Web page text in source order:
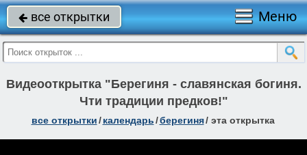
 все открытки Меню
Видеооткрытка "Берегиня - славянская богиня.
Чти традиции предков!"
все открытки/ календарь/берегиня/ эта открытка